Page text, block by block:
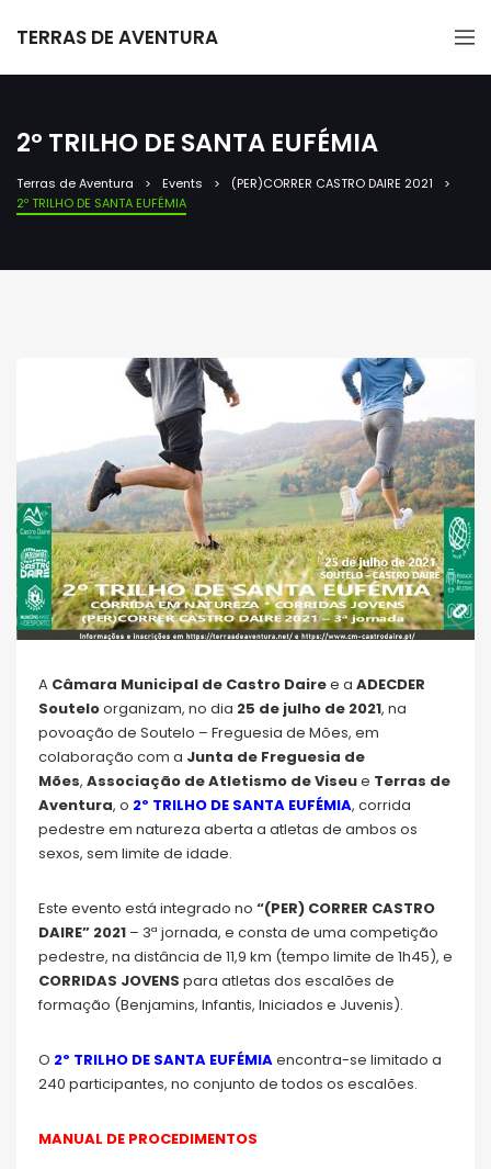
TERRAS DE AVENTURA
2º TRILHO DE SANTA EUFÉMIA
Terras de Aventura Events
(PER)CORRER CASTRO DAIRE 2021
2º TRILHO DE SANTA EUFÉMIA
A Câmara Municipal de Castro Dairee a ADECDER
Souteloorganizam, no dia 25 de julho de 2021, na
povoação de Soutelo – Freguesia de Mões, em
colaboração com a Junta de Freguesia de
Mões, Associação de Atletismo de Viseue Terras de
Aventura, o 2º TRILHO DE SANTA EUFÉMIA, corrida
pedestre em natureza aberta a atletas de ambos os
sexos, sem limite de idade.
Este evento está integrado no “(PER) CORRER CASTRO
DAIRE” 2021 – 3ª jornada, e consta de uma competição
pedestre, na distância de 11,9 km (tempo limite de 1h45), e
CORRIDAS JOVENS para atletas dos escalões de
formação (Benjamins, Infantis, Iniciados e Juvenis).
O 2º TRILHO DE SANTA EUFÉMIAencontra-se limitado a
240 participantes, no conjunto de todos os escalões.
MANUAL DE PROCEDIMENTOS